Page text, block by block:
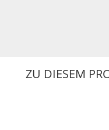
ZU DIESEM